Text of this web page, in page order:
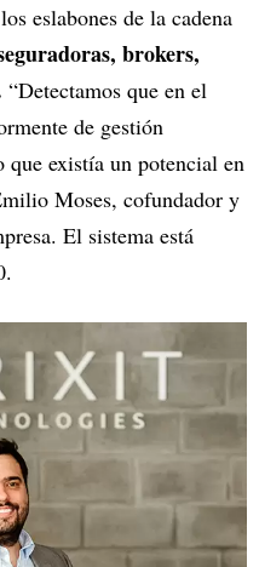
eslabones de la cadena
brokers,
“Detectamos que en el
de gestión
existía un potencial en
Moses, cofundador y
El sistema está